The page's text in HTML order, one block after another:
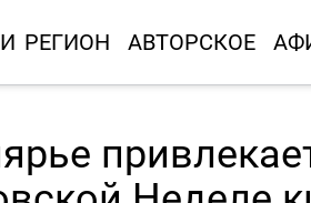
РЕГИОН АВТОРСКОЕ